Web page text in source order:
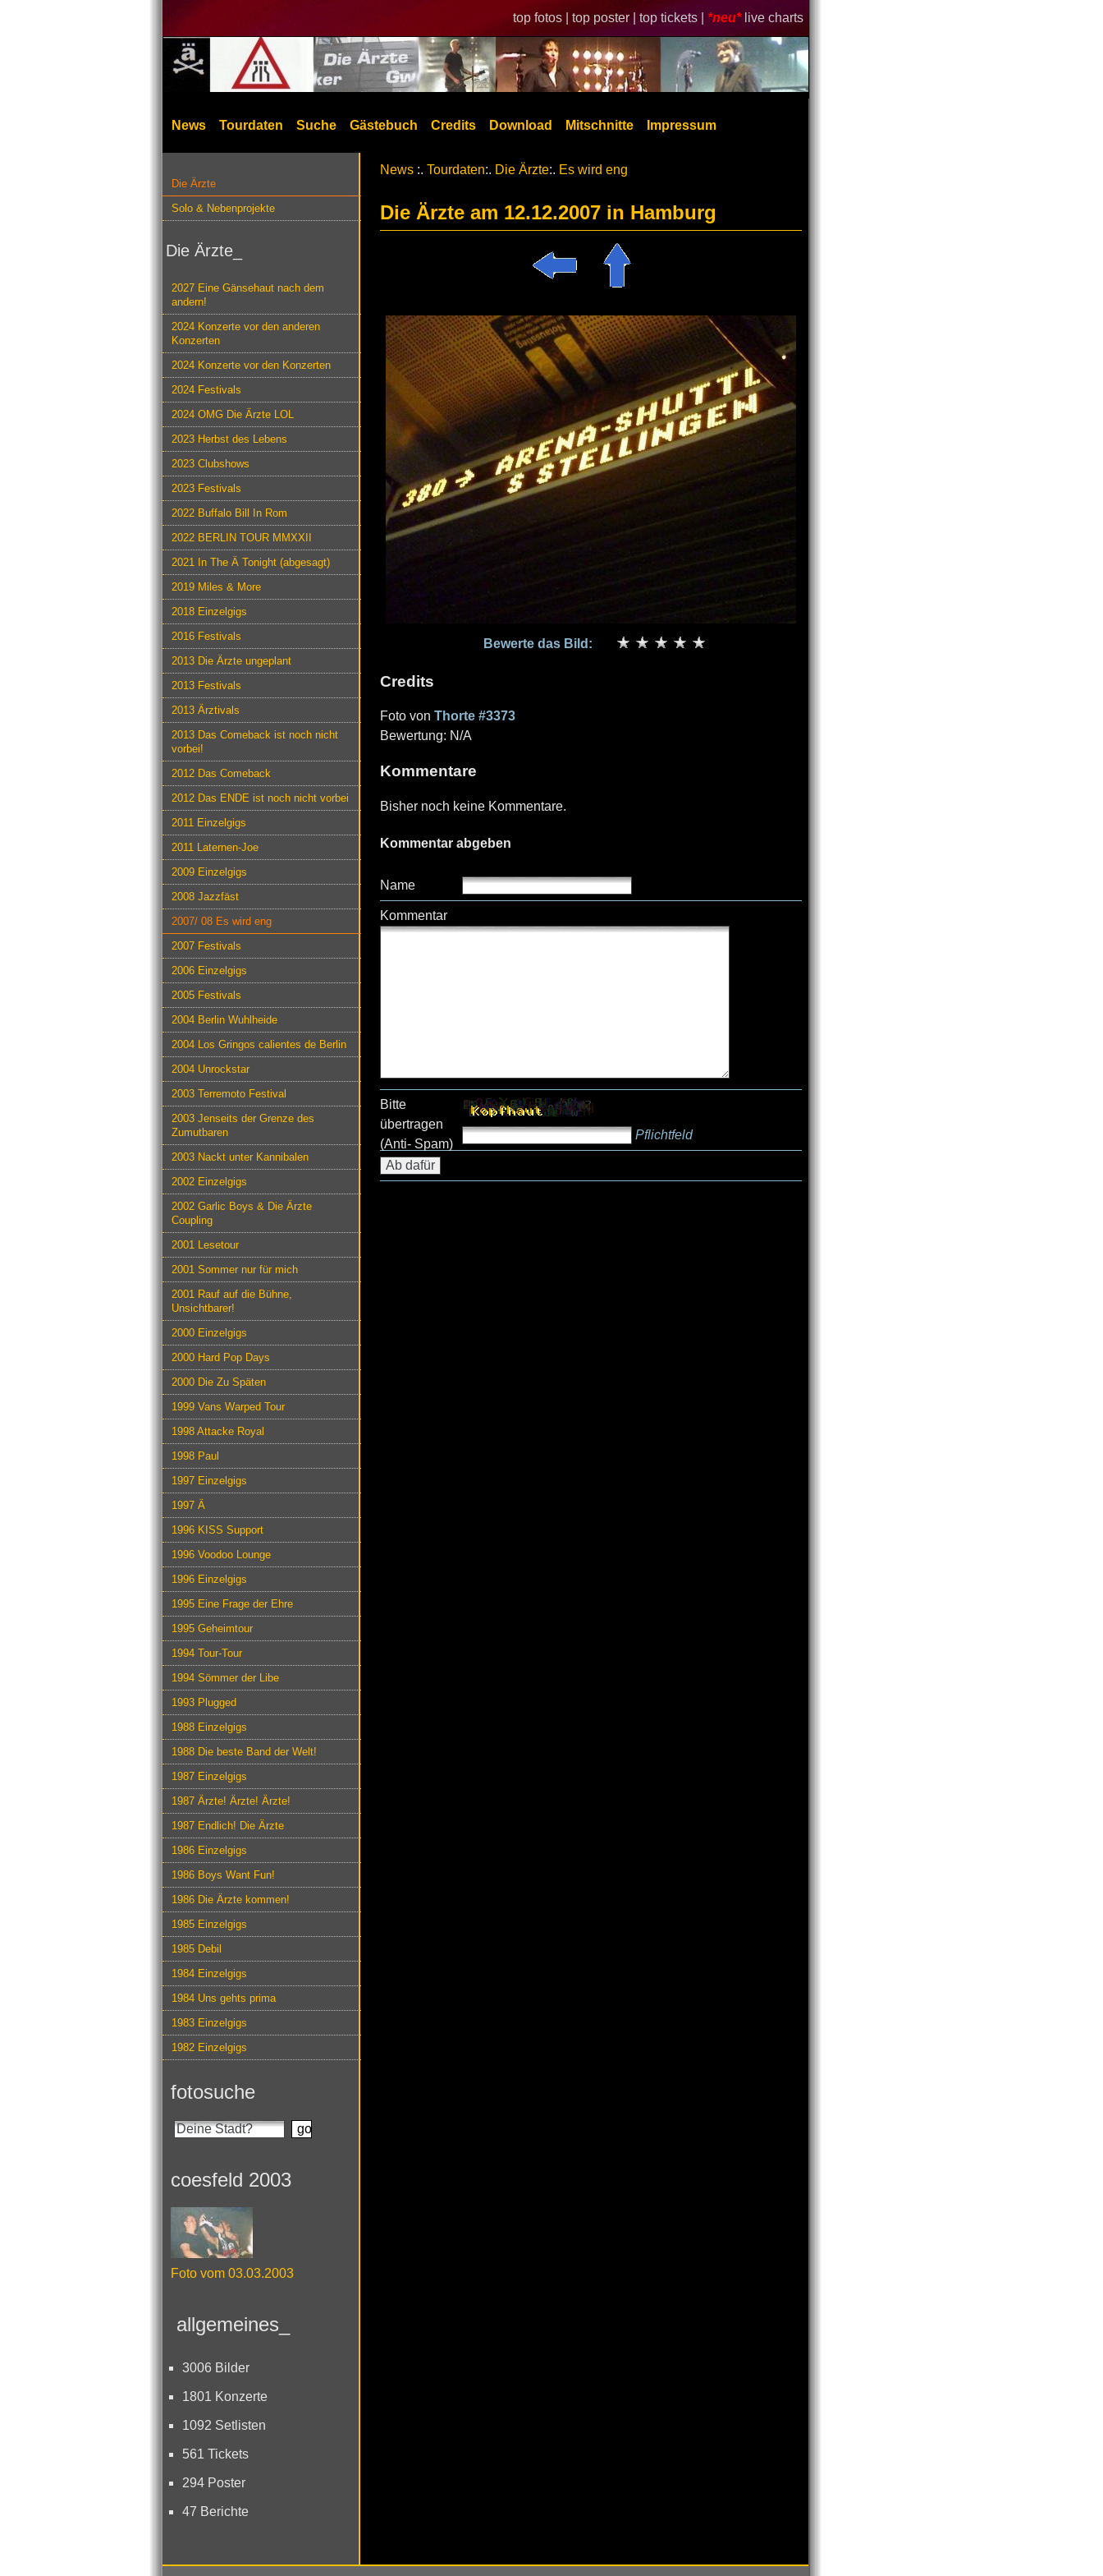
top fotos | top poster | top tickets | *neu* live charts
News Tourdaten Suche Gästebuch Credits Download Mitschnitte Impressum
Die Ärzte
Solo & Nebenprojekte
Die Ärzte_
2027 Eine Gänsehaut nach dem
andern!
2024 Konzerte vor den anderen
Konzerten
2024 Konzerte vor den Konzerten
2024 Festivals
2024 OMG Die Ärzte LOL
2023 Herbst des Lebens
2023 Clubshows
2023 Festivals
2022 Buffalo Bill In Rom
2022 BERLIN TOUR MMXXII
2021 In The Ä Tonight (abgesagt)
2019 Miles & More
2018 Einzelgigs
2016 Festivals
2013 Die Ärzte ungeplant
2013 Festivals
2013 Ärztivals
2013 Das Comeback ist noch nicht
vorbei!
2012 Das Comeback
2012 Das ENDE ist noch nicht vorbei
2011 Einzelgigs
2011 Laternen-Joe
2009 Einzelgigs
2008 Jazzfäst
2007/ 08 Es wird eng
2007 Festivals
2006 Einzelgigs
2005 Festivals
2004 Berlin Wuhlheide
2004 Los Gringos calientes de Berlin
2004 Unrockstar
2003 Terremoto Festival
2003 Jenseits der Grenze des
Zumutbaren
2003 Nackt unter Kannibalen
2002 Einzelgigs
2002 Garlic Boys & Die Ärzte
Coupling
2001 Lesetour
2001 Sommer nur für mich
2001 Rauf auf die Bühne,
Unsichtbarer!
2000 Einzelgigs
2000 Hard Pop Days
2000 Die Zu Späten
1999 Vans Warped Tour
1998 Attacke Royal
1998 Paul
1997 Einzelgigs
1997 Ä
1996 KISS Support
1996 Voodoo Lounge
1996 Einzelgigs
1995 Eine Frage der Ehre
1995 Geheimtour
1994 Tour-Tour
1994 Sömmer der Libe
1993 Plugged
1988 Einzelgigs
1988 Die beste Band der Welt!
1987 Einzelgigs
1987 Ärzte! Ärzte! Ärzte!
1987 Endlich! Die Ärzte
1986 Einzelgigs
1986 Boys Want Fun!
1986 Die Ärzte kommen!
1985 Einzelgigs
1985 Debil
1984 Einzelgigs
1984 Uns gehts prima
1983 Einzelgigs
1982 Einzelgigs
fotosuche
coesfeld 2003
Foto vom 03.03.2003
allgemeines_
3006 Bilder
1801 Konzerte
1092 Setlisten
561 Tickets
294 Poster
47 Berichte
News :. Tourdaten:. Die Ärzte:. Es wird eng
Die Ärzte am 12.12.2007 in Hamburg
Bewerte das Bild:
Credits
Foto von Thorte #3373
Bewertung: N/A
Kommentare
Bisher noch keine Kommentare.
Kommentar abgeben
Name
Kommentar
Bitte
übertragen
(Anti- Spam)
Pflichtfeld